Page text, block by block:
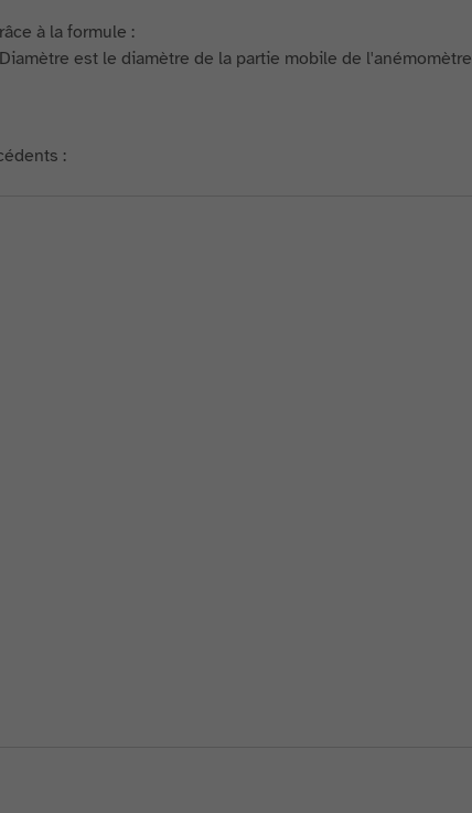
à la formule :
est le diamètre de la partie mobile de l'anémomètre
: